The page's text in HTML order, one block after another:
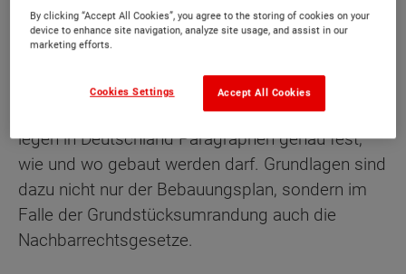
Bei Orts-unüblichen Einfriedungsdesigns sowie solchen
über 1,80m Höhe muss in jedem Bundesland eine
Baungenehmigung eingeholt werden.
Wie die meisten Bauherren festgestellt haben,
legen in Deutschland Paragraphen genau fest,
wie und wo gebaut werden darf. Grundlagen sind
dazu nicht nur der Bebauungsplan, sondern im
Falle der Grundstücksumrandung auch die
Nachbarrechtsgesetze.
By clicking “Accept All Cookies”, you agree to the storing of cookies on your
device to enhance site navigation, analyze site usage, and assist in our
marketing efforts.
Accept All Cookies
Cookies Settings